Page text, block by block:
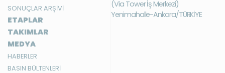
SONUÇLAR ARŞİVİ
ETAPLAR
TAKIMLAR
MEDYA
HABERLER
BASIN BÜLTENLERİ
(Via Tower İş Merkezi)
Yenimahalle-Ankara/TÜRKİYE